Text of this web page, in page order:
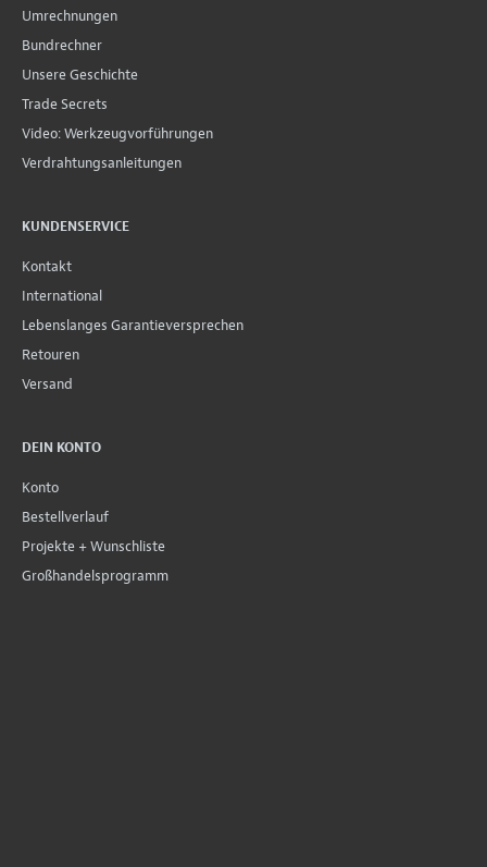
Umrechnungen
Bundrechner
Unsere Geschichte
Trade Secrets
Video: Werkzeugvorführungen
Verdrahtungsanleitungen
KUNDENSERVICE
Kontakt
International
Lebenslanges Garantieversprechen
Retouren
Versand
DEIN KONTO
Konto
Bestellverlauf
Projekte + Wunschliste
Großhandelsprogramm